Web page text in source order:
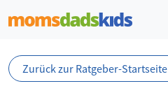
Zurück zur Ratgeber-Startseite